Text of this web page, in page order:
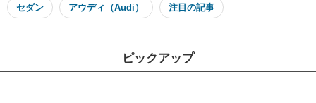
セダン アウディ（Audi） 注目の記事
ピックアップ